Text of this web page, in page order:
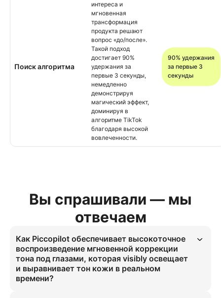
Поиск алгоритма
интереса и
мгновенная
трансформация
продукта решают
вопрос «до/после».
Такой подход
достигает 90%
удержания за
первые 3 секунды,
немедленно
демонстрируя
магический эффект,
доминируя в
алгоритме TikTok
благодаря высокой
вовлеченности.
90% удержания
за первые 3
секунды
Вы спрашивали — мы
отвечаем
Как Piccopilot обеспечивает высокоточное
воспроизведение мгновенной коррекции
тона под глазами, которая visibly освещает
и выравнивает тон кожи в реальном
времени?